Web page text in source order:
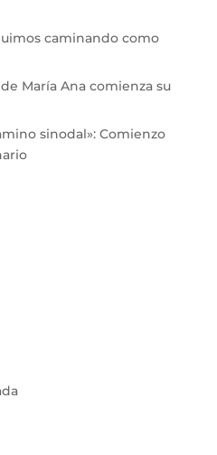
caminando como
María Ana comienza su
sinodal»: Comienzo